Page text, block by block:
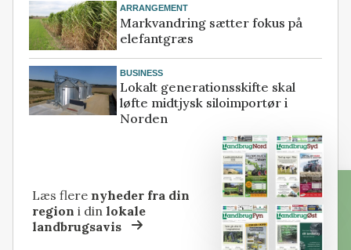
ARRANGEMENT
Markvandring sætter fokus på
elefantgræs
BUSINESS
Lokalt generationsskifte skal
løfte midtjysk siloimportør i
Norden
Læs flere nyheder fra din
region i dinlokale
landbrugsavis